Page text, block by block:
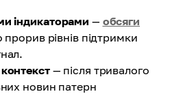
індикаторами — обсяги
рівнів підтримки
— після тривалого
новин патерн